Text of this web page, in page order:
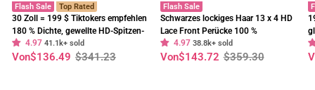
Flash Sale Top Rated
30 Zoll = 199 $ Tiktokers empfehlen
180 % Dichte, gewellte HD-Spitzen-
Frontalperücke, vorgebleichte,
klebefreie Perücken – Geeta-Haar
4.97 41.1k+ sold
Normaler
Preis
$341.23
Sonderpreis
Von$136.49
Flash Sale
Schwarzes lockiges Haar 13 x 4 HD
Lace Front Perücke 100 %
unbehandeltes menschliches Haar
Perücken vorgezupft Haaransatz-
4.97 38.8k+ sold
Normaler
Preis
$359.30
Sonderpreis
Von$143.72